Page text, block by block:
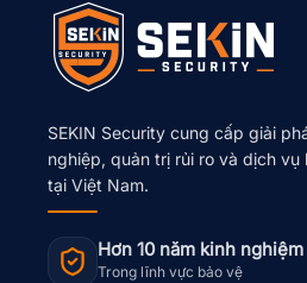
SEKIN Security cung cấp giải
nghiệp, quản trị rủi ro và dịch
tại Việt Nam.
Hơn 10 năm kinh nghiệm
Trong lĩnh vực bảo vệ